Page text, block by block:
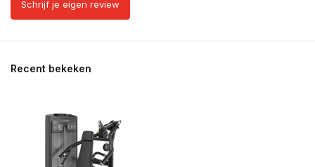
Schrijf je eigen review
Recent bekeken